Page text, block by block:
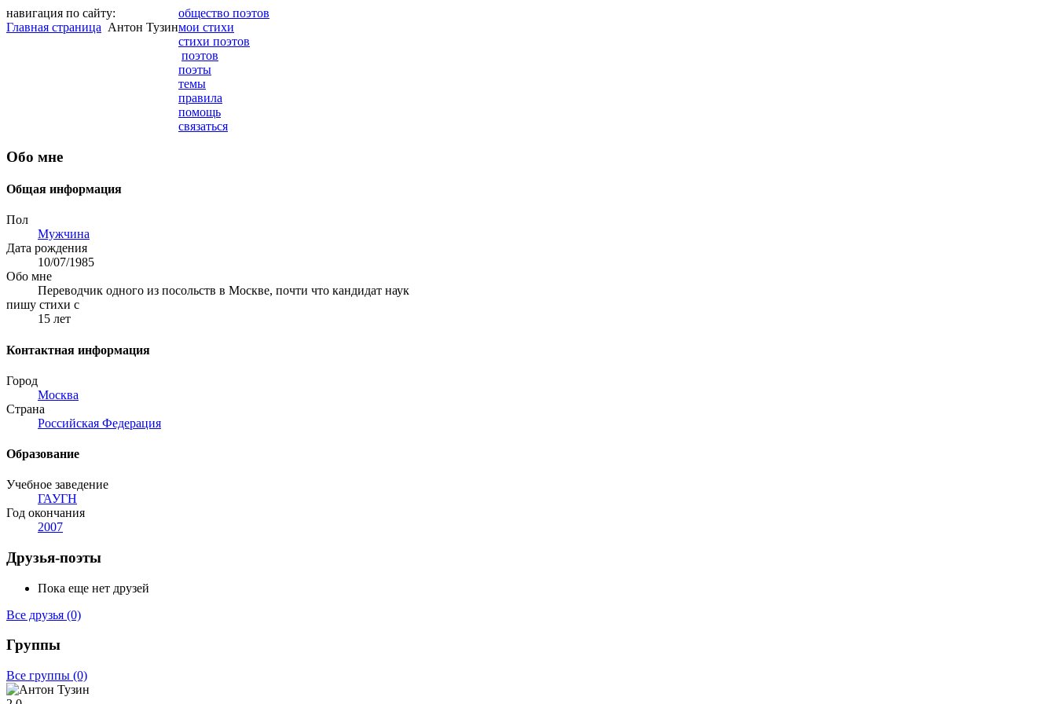
навигация по сайту:
Главная страница Антон Тузин
общество поэтов
мои стихи
стихи поэтов
поэтов
поэты
темы
правила
помощь
связаться
Обо мне
Общая информация
Пол
Мужчина
Дата рождения
10/07/1985
Обо мне
Переводчик одного из посольств в Москве, почти что кандидат наук
пишу стихи с
15 лет
Контактная информация
Город
Москва
Страна
Российская Федерация
Образование
Учебное заведение
ГАУГН
Год окончания
2007
Друзья-поэты
Пока еще нет друзей
Все друзья (0)
Группы
Все группы (0)